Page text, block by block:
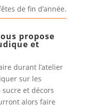
de fin d’année.
propose
et
durant l’atelier
sur les
et décors
alors faire